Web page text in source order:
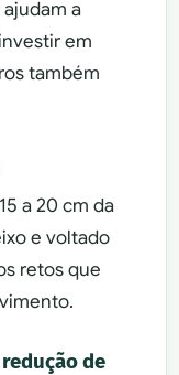
a
em
também
a 20 cm da
e voltado
retos que
de